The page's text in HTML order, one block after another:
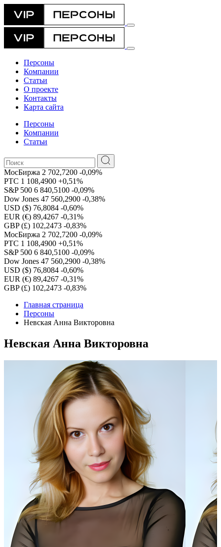
Персоны
Компании
Статьи
О проекте
Контакты
Карта сайта
Персоны
Компании
Статьи
МосБиржа 2 702,7200 -0,09%
РТС 1 108,4900 +0,51%
S&P 500 6 840,5100 -0,09%
Dow Jones 47 560,2900 -0,38%
USD ($) 76,8084 -0,60%
EUR (€) 89,4267 -0,31%
GBP (£) 102,2473 -0,83%
МосБиржа 2 702,7200 -0,09%
РТС 1 108,4900 +0,51%
S&P 500 6 840,5100 -0,09%
Dow Jones 47 560,2900 -0,38%
USD ($) 76,8084 -0,60%
EUR (€) 89,4267 -0,31%
GBP (£) 102,2473 -0,83%
Главная страница
Персоны
Невская Анна Викторовна
Невская Анна Викторовна